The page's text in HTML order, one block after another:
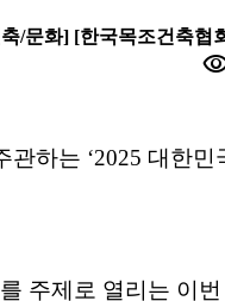
/문화] [한국목조건축협
관하는 ‘2025 대한민
를 주제로 열리는 이